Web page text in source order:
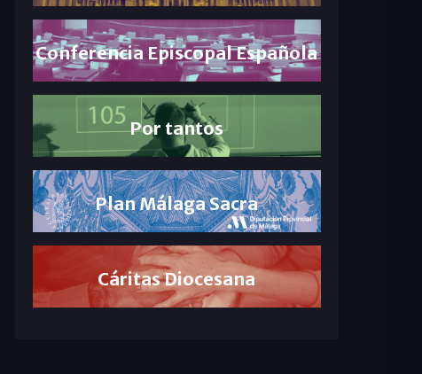
Conferencia Episcopal Española
Por tantos
Plan Málaga Sacra
Cáritas Diocesana